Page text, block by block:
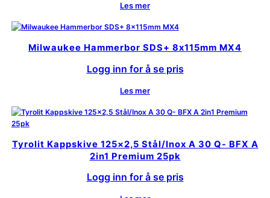
Les mer
Milwaukee Hammerbor SDS+ 8x115mm MX4
Logg inn for å se pris
Les mer
Tyrolit Kappskive 125×2,5 Stål/Inox A 30 Q- BFX A
2in1 Premium 25pk
Logg inn for å se pris